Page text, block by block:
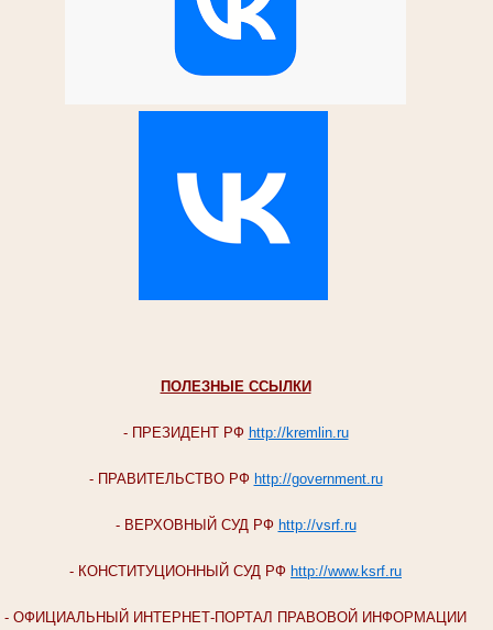
ПОЛЕЗНЫЕ ССЫЛКИ
- ПРЕЗИДЕНТ РФ http://kremlin.ru
- ПРАВИТЕЛЬСТВО РФ http://government.ru
- ВЕРХОВНЫЙ СУД РФ http://vsrf.ru
- КОНСТИТУЦИОННЫЙ СУД РФ http://www.ksrf.ru
- ОФИЦИАЛЬНЫЙ ИНТЕРНЕТ-ПОРТАЛ ПРАВОВОЙ ИНФОРМАЦИИ